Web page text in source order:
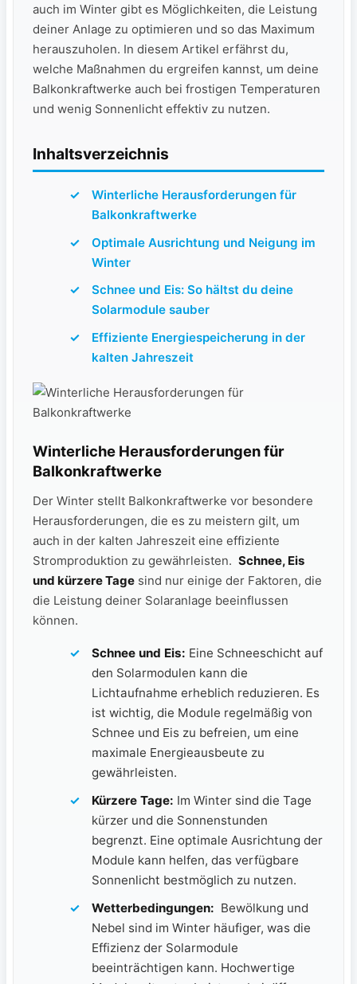
auch im Winter gibt⁢ es ‌Möglichkeiten, die Leistung
deiner Anlage zu optimieren​ und so das‌ Maximum
⁢herauszuholen. In diesem Artikel erfährst du,
welche ⁢Maßnahmen du ergreifen kannst, um deine
Balkonkraftwerke auch bei frostigen Temperaturen
und⁤ wenig Sonnenlicht effektiv zu nutzen.
Inhaltsverzeichnis
Winterliche Herausforderungen für ​
Balkonkraftwerke
Optimale Ausrichtung und Neigung im⁢
Winter
Schnee und Eis: So hältst du deine
Solarmodule sauber
Effiziente⁢ Energiespeicherung in der
kalten Jahreszeit
Winterliche Herausforderungen⁢ für
Balkonkraftwerke
Der ⁣Winter‍ stellt Balkonkraftwerke vor besondere
Herausforderungen, die es zu meistern ​gilt, um
auch in der kalten Jahreszeit eine effiziente
Stromproduktion zu​ gewährleisten. ‌ Schnee, Eis
und ‍kürzere Tage sind​ nur einige ‌der‌ Faktoren,⁤ die⁣
die⁣ Leistung deiner Solaranlage beeinflussen
können.
Schnee und ‌Eis: Eine Schneeschicht auf⁣
den⁢ Solarmodulen kann ⁢die
Lichtaufnahme erheblich⁣ reduzieren. Es
ist wichtig, die Module regelmäßig von​
Schnee und Eis zu befreien, um eine
maximale Energieausbeute zu
gewährleisten.
Kürzere Tage: Im Winter sind die Tage ​
kürzer‍ und die‌ Sonnenstunden⁤
begrenzt. Eine optimale⁣ Ausrichtung der
Module kann ⁢helfen, ‌das verfügbare⁤
Sonnenlicht bestmöglich zu nutzen.
Wetterbedingungen: ‍ Bewölkung und
Nebel sind im Winter‍ häufiger, was‍ die​
Effizienz ⁣der ⁣Solarmodule
beeinträchtigen kann. Hochwertige